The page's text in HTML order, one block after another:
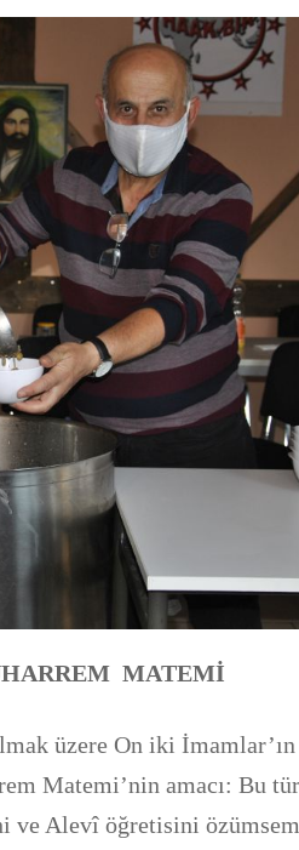
MATEMİ
üzere On iki İmamlar’ın
Matemi’nin amacı: Bu
ve Alevî öğretisini